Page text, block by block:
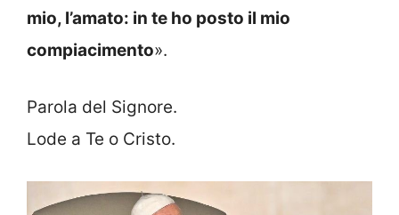
mio, l’amato: in te ho posto il mio
compiacimento».
Parola del Signore.
Lode a Te o Cristo.